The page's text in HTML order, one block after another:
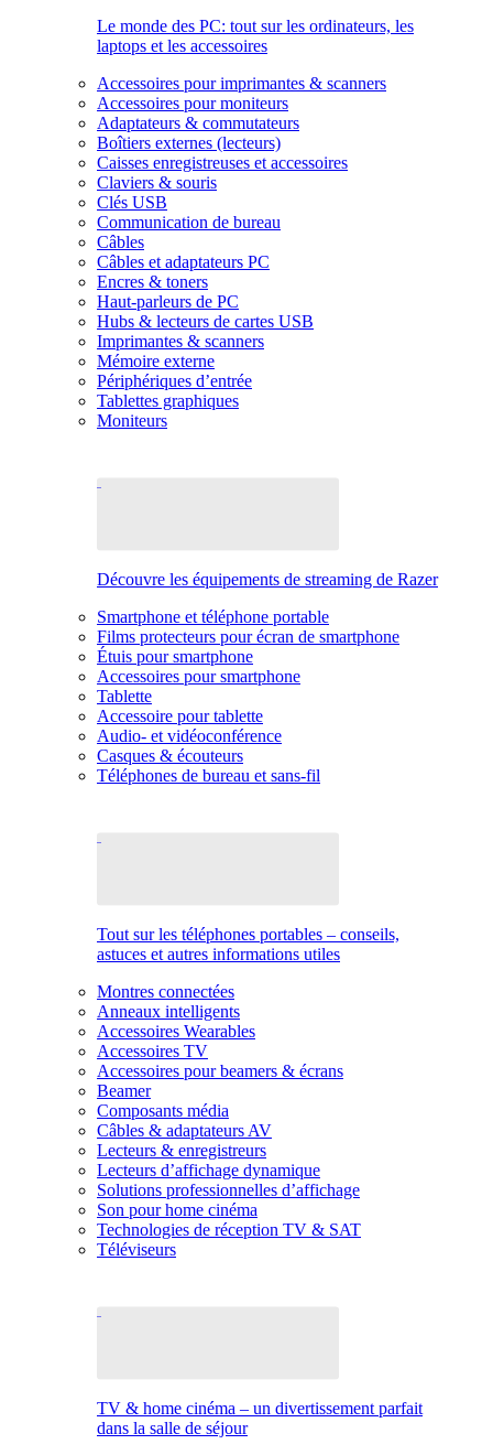
Le monde des PC: tout sur les ordinateurs, les
laptops et les accessoires
Accessoires pour imprimantes & scanners
Accessoires pour moniteurs
Adaptateurs & commutateurs
Boîtiers externes (lecteurs)
Caisses enregistreuses et accessoires
Claviers & souris
Clés USB
Communication de bureau
Câbles
Câbles et adaptateurs PC
Encres & toners
Haut-parleurs de PC
Hubs & lecteurs de cartes USB
Imprimantes & scanners
Mémoire externe
Périphériques d’entrée
Tablettes graphiques
Moniteurs
Découvre les équipements de streaming de Razer
Smartphone et téléphone portable
Films protecteurs pour écran de smartphone
Étuis pour smartphone
Accessoires pour smartphone
Tablette
Accessoire pour tablette
Audio- et vidéoconférence
Casques & écouteurs
Téléphones de bureau et sans-fil
Tout sur les téléphones portables – conseils,
astuces et autres informations utiles
Montres connectées
Anneaux intelligents
Accessoires Wearables
Accessoires TV
Accessoires pour beamers & écrans
Beamer
Composants média
Câbles & adaptateurs AV
Lecteurs & enregistreurs
Lecteurs d’affichage dynamique
Solutions professionnelles d’affichage
Son pour home cinéma
Technologies de réception TV & SAT
Téléviseurs
TV & home cinéma – un divertissement parfait
dans la salle de séjour